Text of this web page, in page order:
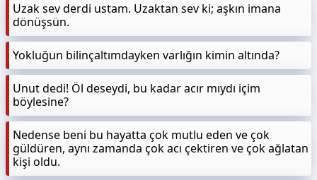
Uzak sev derdi ustam. Uzaktan sev ki; aşkın imana
dönüşsün.
Yokluğun bilinçaltımdayken varlığın kimin altında?
Unut dedi! Öl deseydi, bu kadar acır mıydı içim
böylesine?
Nedense beni bu hayatta çok mutlu eden ve çok
güldüren, aynı zamanda çok acı çektiren ve çok ağlatan
kişi oldu.